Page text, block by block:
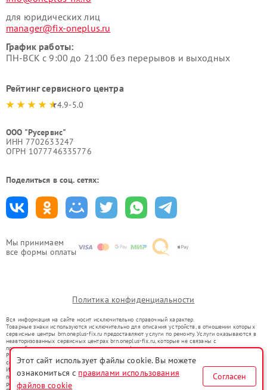
Мы принимаем
все формы оплаты
для юридических лиц
manager@fix-oneplus.ru
График работы:
ПН-ВСК с 9:00 до 21:00 без перерывов и выходных
Рейтинг сервисного центра
4.9-5.0
ООО "Русервис"
ИНН 7702633247
ОГРН 1077746335776
Поделиться в соц. сетях:
Политика конфиденциальности
Вся информация на сайте носит исключительно справочный характер.
Товарные знаки используются исключительно для описания устройств, в отношении которых
сервисные центры brn.oneplus-fix.ru предоставляют услуги по ремонту. Услуги оказываются в
неавторизованных сервисных центрах brn.oneplus-fix.ru, которые не связаны с
правообладателями товарных знаков или их официальными представителями.
Ремонт осуществляется для устройств, уже введенных в гражданский оборот в соответствии
со статьей 1487 ГК РФ.
Использование товарных знаков не преследует цели индивидуализации услуг или введения
потребителей в заблуждение, а служит для информирования о предоставляемых услугах по
ремонту техники указанных брендов.
Этот сайт использует файлы cookie. Вы можете
ознакомиться с правилами использования
файлов cookie
Согласен